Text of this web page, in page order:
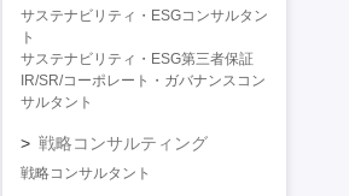
サステナビリティ・ESGコンサルタン
ト
サステナビリティ・ESG第三者保証
IR/SR/コーポレート・ガバナンスコン
サルタント
戦略コンサルティング
戦略コンサルタント